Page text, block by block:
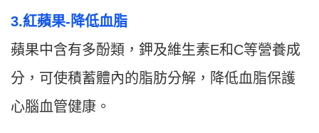
3.紅蘋果-降低血脂
蘋果中含有多酚類，鉀及維生素E和C等營養成
分，可使積蓄體內的脂肪分解，降低血脂保護
心腦血管健康。